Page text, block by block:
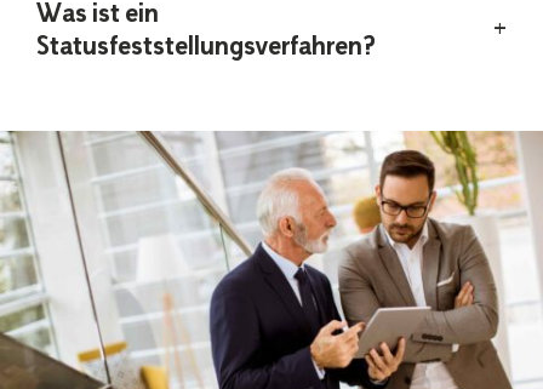
Was ist ein
Statusfeststellungsverfahren?